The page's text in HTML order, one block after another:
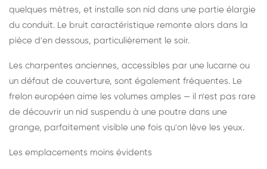
quelques mètres, et installe son nid dans une partie élargie
du conduit. Le bruit caractéristique remonte alors dans la
pièce d'en dessous, particulièrement le soir.
Les charpentes anciennes, accessibles par une lucarne ou
un défaut de couverture, sont également fréquentes. Le
frelon européen aime les volumes amples — il n'est pas rare
de découvrir un nid suspendu à une poutre dans une
grange, parfaitement visible une fois qu'on lève les yeux.
Les emplacements moins évidents